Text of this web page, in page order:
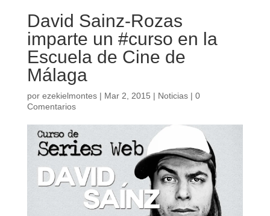
David Sainz-Rozas
imparte un #curso en la
Escuela de Cine de
Málaga
por ezekielmontes| Mar 2, 2015 | Noticias| 0
Comentarios